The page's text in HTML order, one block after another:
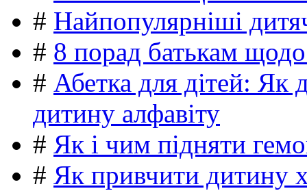
# Найпопулярніші
# 8 порад батькам
# Абетка для дітей: Як
дитину алфавіту
# Як і чим підняти
# Як привчити дитину